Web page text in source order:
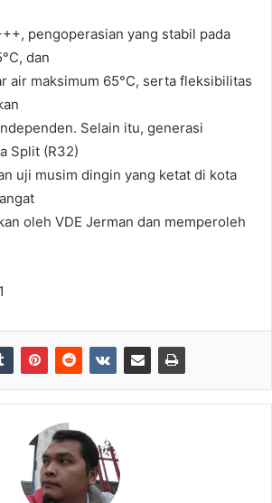
pengoperasian yang stabil pada
dan
air maksimum 65°C, serta fleksibilitas
Selain itu, generasi
Split (R32)
uji musim dingin yang ketat di kota
oleh VDE Jerman dan memperoleh